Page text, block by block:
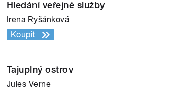
Hledání veřejné služby
Irena Ryšánková
Koupit
Tajuplný ostrov
Jules Verne